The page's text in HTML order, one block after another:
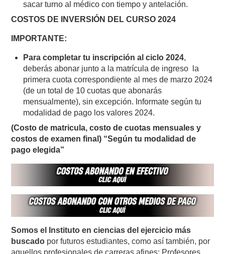
sacar turno al médico con tiempo y antelación.
COSTOS DE INVERSIÓN DEL CURSO 2024
IMPORTANTE:
Para completar tu inscripción al ciclo 2024,
deberás abonar junto a la matrícula de ingreso la
primera cuota correspondiente al mes de marzo 2024
(de un total de 10 cuotas que abonarás
mensualmente), sin excepción. Informate según tu
modalidad de pago los valores 2024.
(Costo de matricula, costo de cuotas mensuales y
costos de examen final) “Según tu modalidad de
pago elegida”
Somos el Instituto en ciencias del ejercicio más
buscado por futuros estudiantes, como así también, por
aquellos profesionales de carreras afines: Profesores